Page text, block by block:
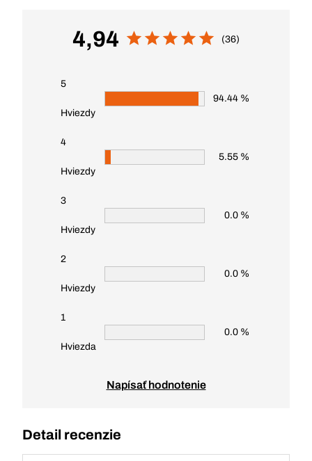
4,94 (36)
5
Hviezdy
94.44 %
4
Hviezdy
5.55 %
3
Hviezdy
0.0 %
2
Hviezdy
0.0 %
1
Hviezda
0.0 %
Napísať hodnotenie
Detail recenzie